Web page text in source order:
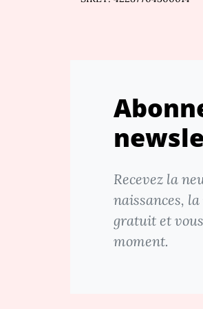
Recevez la
naissances,
gratuit et
moment.